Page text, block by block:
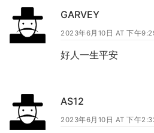
GARVEY
2023年6月10日 AT 下午
好人一生平安
AS12
2023年6月10日 AT 下午